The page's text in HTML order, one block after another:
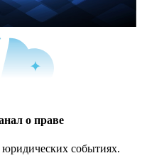
о праве
событиях.